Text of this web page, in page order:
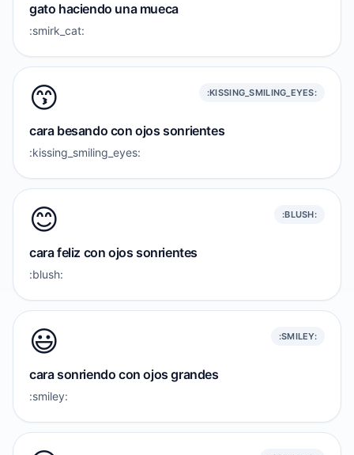
gato haciendo una mueca
:smirk_cat:
😙 :KISSING_SMILING_EYES:
cara besando con ojos sonrientes
:kissing_smiling_eyes:
😊 :BLUSH:
cara feliz con ojos sonrientes
:blush:
😃 :SMILEY:
cara sonriendo con ojos grandes
:smiley: